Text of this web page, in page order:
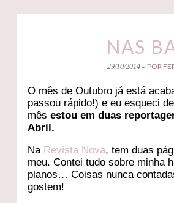
NAS
29/10/2014 - POR
O mês de Outubro já está
passou rápido!) e eu esqueci
mêsestou em duas
Abril.
Na Revista Nova, tem duas
meu. Contei tudo sobre minha
planos… Coisas nunca
gostem!